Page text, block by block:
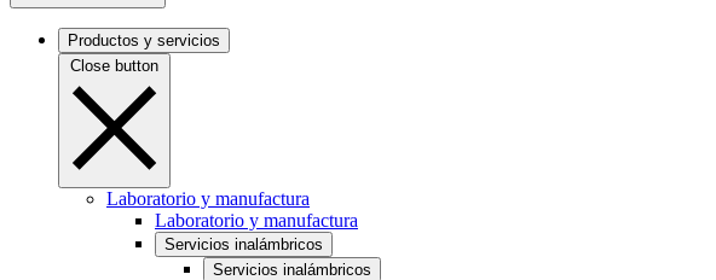
Productos y servicios
Close button
Laboratorio y manufactura
Laboratorio y manufactura
Servicios inalámbricos
Servicios inalámbricos